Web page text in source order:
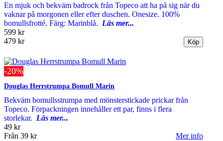
En mjuk och bekväm badrock från Topeco att ha på sig när du
vaknar på morgonen eller efter duschen. Onesize. 100%
bomullsfrotté. Färg: Marinblå. Läs mer...
599 kr
479 kr
-20%
Douglas Herrstrumpa Bomull Marin
Bekväm bomullsstrumpa med mönsterstickade prickar från
Topeco. Förpackningen innehåller ett par, finns i flera
storlekar. Läs mer...
49 kr
Från 39 kr Mer info